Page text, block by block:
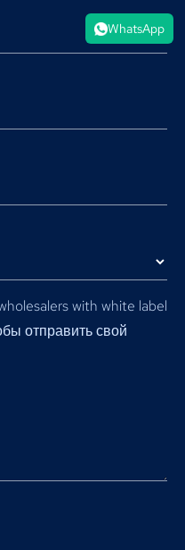
with white label
отправить свой
WhatsApp